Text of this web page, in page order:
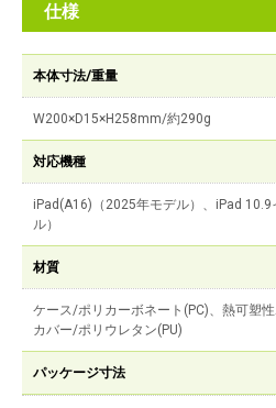
仕様
本体寸法/重量
W200×D15×H258mm/約290g
対応機種
iPad(A16)（2025年モデル）、iPad
ル）
材質
ケース/ポリカーボネート(PC)、熱可塑
カバー/ポリウレタン(PU)
パッケージ寸法